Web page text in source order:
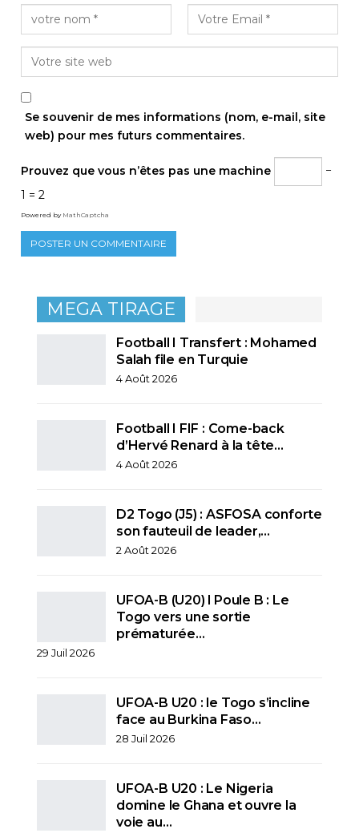
Se souvenir de mes informations (nom, e-mail, site
web) pour mes futurs commentaires.
Prouvez que vous n’êtes pas une machine
−
1 = 2
Powered by MathCaptcha
MEGA TIRAGE
Football I Transfert : Mohamed
Salah file en Turquie
4 Août 2026
Football I FIF : Come-back
d’Hervé Renard à la tête…
4 Août 2026
D2 Togo (J5) : ASFOSA conforte
son fauteuil de leader,…
2 Août 2026
UFOA-B (U20) l Poule B : Le
Togo vers une sortie
prématurée…
29 Juil 2026
UFOA-B U20 : le Togo s’incline
face au Burkina Faso…
28 Juil 2026
UFOA-B U20 : Le Nigeria
domine le Ghana et ouvre la
voie au…